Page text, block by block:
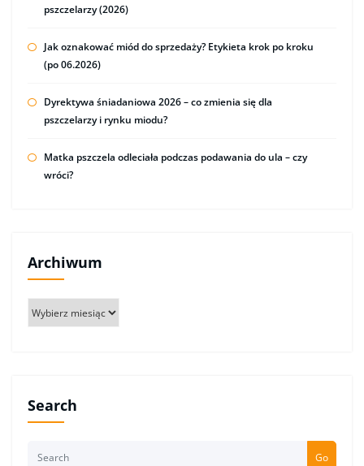
pszczelarzy (2026)
Jak oznakować miód do sprzedaży? Etykieta krok po kroku
(po 06.2026)
Dyrektywa śniadaniowa 2026 – co zmienia się dla
pszczelarzy i rynku miodu?
Matka pszczela odleciała podczas podawania do ula – czy
wróci?
Archiwum
Search
Go